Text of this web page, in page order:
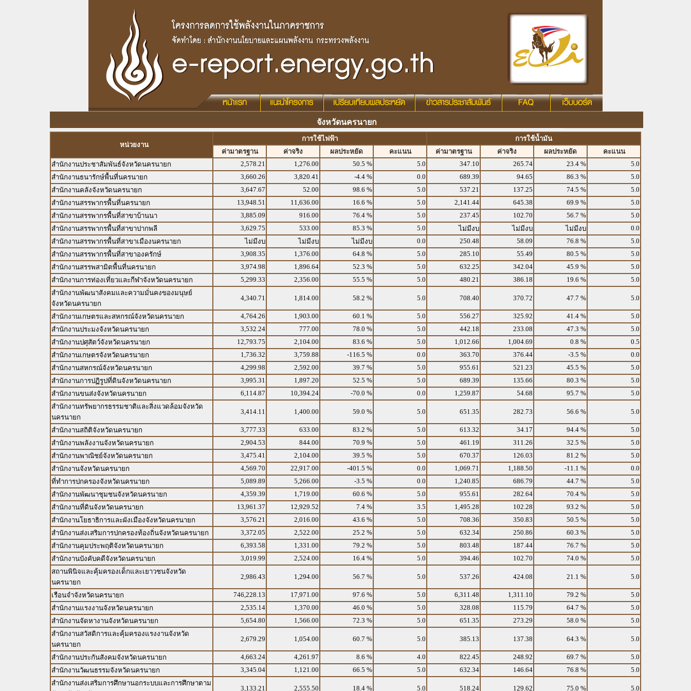
จังหวัดนครนายก
หน่วยงาน
การใช้ไฟฟ้า
การใช้น้ำมัน
ค่ามาตรฐาน
ค่าจริง ผลประหยัด คะแนน ค่ามาตรฐาน ค่าจริง ผลประหยัด
คะแนน
สำนักงานประชาสัมพันธ์จังหวัดนครนายก
2,578.21 1,276.00 50.5 % 5.0 347.10 265.74 23.4 %
5.0
สำนักงานธนารักษ์พื้นที่นครนายก
3,660.26 3,820.41 -4.4 % 0.0 689.39 94.65 86.3 %
5.0
สำนักงานคลังจังหวัดนครนายก
3,647.67 52.00 98.6 % 5.0 537.21 137.25 74.5 %
5.0
สำนักงานสรรพากรพื้นที่นครนายก
13,948.51 11,636.00 16.6 % 5.0 2,141.44 645.38 69.9 %
5.0
สำนักงานสรรพากรพื้นที่สาขาบ้านนา
3,885.09 916.00 76.4 % 5.0 237.45 102.70 56.7 %
5.0
สำนักงานสรรพากรพื้นที่สาขาปากพลี
3,629.75 533.00 85.3 % 5.0 ไม่มีงบ ไม่มีงบ ไม่มีงบ
0.0
สำนักงานสรรพากรพื้นที่สาขาเมืองนครนายก
ไม่มีงบ ไม่มีงบ ไม่มีงบ 0.0 250.48 58.09 76.8 %
5.0
สำนักงานสรรพากรพื้นที่สาขาองครักษ์
3,908.35 1,376.00 64.8 % 5.0 285.10 55.49 80.5 %
5.0
สำนักงานสรรพสามิตพื้นที่นครนายก
3,974.98 1,896.64 52.3 % 5.0 632.25 342.04 45.9 %
5.0
สำนักงานการท่องเที่ยวและกีฬาจังหวัดนครนายก
5,299.33 2,356.00 55.5 % 5.0 480.21 386.18 19.6 %
5.0
สำนักงานพัฒนาสังคมและความมั่นคงของมนุษย์
จังหวัดนครนายก
4,340.71 1,814.00 58.2 % 5.0 708.40 370.72 47.7 % 5.0
สำนักงานเกษตรและสหกรณ์จังหวัดนครนายก 4,764.26 1,903.00 60.1 % 5.0 556.27 325.92 41.4 %
5.0
สำนักงานประมงจังหวัดนครนายก
3,532.24 777.00 78.0 % 5.0 442.18 233.08 47.3 %
5.0
สำนักงานปศุสัตว์จังหวัดนครนายก
12,793.75 2,104.00 83.6 % 5.0 1,012.66 1,004.69 0.8 %
0.5
สำนักงานเกษตรจังหวัดนครนายก
1,736.32 3,759.88 -116.5 % 0.0 363.70 376.44 -3.5 %
0.0
สำนักงานสหกรณ์จังหวัดนครนายก
4,299.98 2,592.00 39.7 % 5.0 955.61 521.23 45.5 %
5.0
สำนักงานการปฏิรูปที่ดินจังหวัดนครนายก
3,995.31 1,897.20 52.5 % 5.0 689.39 135.66 80.3 %
5.0
สำนักงานขนส่งจังหวัดนครนายก
6,114.87 10,394.24 -70.0 % 0.0 1,259.87 54.68 95.7 %
5.0
สำนักงานทรัพยากรธรรมชาติและสิ่งแวดล้อมจังหวัด
นครนายก
3,414.11 1,400.00 59.0 % 5.0 651.35 282.73 56.6 % 5.0
สำนักงานสถิติจังหวัดนครนายก 3,777.33 633.00 83.2 % 5.0 613.32 34.17 94.4 %
5.0
สำนักงานพลังงานจังหวัดนครนายก
2,904.53 844.00 70.9 % 5.0 461.19 311.26 32.5 %
5.0
สำนักงานพาณิชย์จังหวัดนครนายก
3,475.41 2,104.00 39.5 % 5.0 670.37 126.03 81.2 %
5.0
สำนักงานจังหวัดนครนายก
4,569.70 22,917.00 -401.5 % 0.0 1,069.71 1,188.50 -11.1 %
0.0
ที่ทำการปกครองจังหวัดนครนายก
5,089.89 5,266.00 -3.5 % 0.0 1,240.85 686.79 44.7 %
5.0
สำนักงานพัฒนาชุมชนจังหวัดนครนายก
4,359.39 1,719.00 60.6 % 5.0 955.61 282.64 70.4 %
5.0
สำนักงานที่ดินจังหวัดนครนายก
13,961.37 12,929.52 7.4 % 3.5 1,495.28 102.28 93.2 %
5.0
สำนักงานโยธาธิการและผังเมืองจังหวัดนครนายก
3,576.21 2,016.00 43.6 % 5.0 708.36 350.83 50.5 %
5.0
สำนักงานส่งเสริมการปกครองท้องถิ่นจังหวัดนครนายก
3,372.05 2,522.00 25.2 % 5.0 632.34 250.86 60.3 %
5.0
สำนักงานคุมประพฤติจังหวัดนครนายก
6,393.58 1,331.00 79.2 % 5.0 803.48 187.44 76.7 %
5.0
สำนักงานบังคับคดีจังหวัดนครนายก
3,019.99 2,524.00 16.4 % 5.0 394.46 102.70 74.0 %
5.0
สถานพินิจและคุ้มครองเด็กและเยาวชนจังหวัด
นครนายก
2,986.43 1,294.00 56.7 % 5.0 537.26 424.08 21.1 % 5.0
เรือนจำจังหวัดนครนายก 746,228.13 17,971.00 97.6 % 5.0 6,311.48 1,311.10 79.2 %
5.0
สำนักงานแรงงานจังหวัดนครนายก
2,535.14 1,370.00 46.0 % 5.0 328.08 115.79 64.7 %
5.0
สำนักงานจัดหางานจังหวัดนครนายก
5,654.80 1,566.00 72.3 % 5.0 651.35 273.29 58.0 %
5.0
สำนักงานสวัสดิการและคุ้มครองแรงงานจังหวัด
นครนายก
2,679.29 1,054.00 60.7 % 5.0 385.13 137.38 64.3 % 5.0
สำนักงานประกันสังคมจังหวัดนครนายก 4,663.24 4,261.97 8.6 % 4.0 822.45 248.92 69.7 %
5.0
สำนักงานวัฒนธรรมจังหวัดนครนายก
3,345.04 1,121.00 66.5 % 5.0 632.34 146.64 76.8 %
5.0
สำนักงานส่งเสริมการศึกษานอกระบบและการศึกษาตาม
3,133.21 2,555.50 18.4 % 5.0 518.24 129.62 75.0 % 5.0